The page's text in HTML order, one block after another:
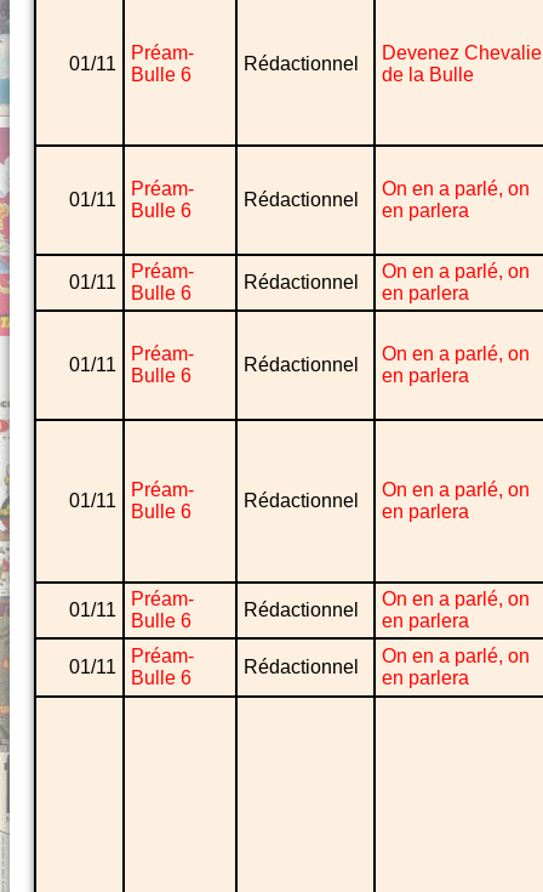
01/11
Préam-
Bulle 6
Rédactionnel
Devenez
de la Bulle
01/11
Préam-
Bulle 6
Rédactionnel
On en a parlé, on
en parlera
01/11
Préam-
Bulle 6
Rédactionnel
On en a parlé, on
en parlera
01/11
Préam-
Bulle 6
Rédactionnel
On en a parlé, on
en parlera
01/11
Préam-
Bulle 6
Rédactionnel
On en a parlé, on
en parlera
01/11
Préam-
Bulle 6
Rédactionnel
On en a parlé, on
en parlera
01/11
Préam-
Bulle 6
Rédactionnel
On en a parlé, on
en parlera